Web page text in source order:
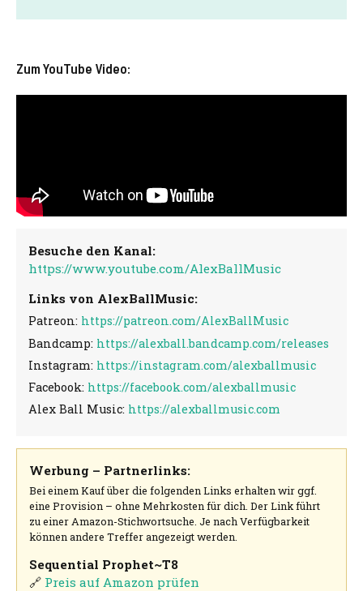
Zum YouTube Video:
Besuche den Kanal:
https://www.youtube.com/AlexBallMusic
Links von AlexBallMusic:
Patreon: https://patreon.com/AlexBallMusic
Bandcamp: https://alexball.bandcamp.com/releases
Instagram: https://instagram.com/alexballmusic
Facebook: https://facebook.com/alexballmusic
Alex Ball Music: https://alexballmusic.com
Werbung – Partnerlinks:
Bei einem Kauf über die folgenden Links erhalten wir ggf.
eine Provision – ohne Mehrkosten für dich. Der Link führt
zu einer Amazon-Stichwortsuche. Je nach Verfügbarkeit
können andere Treffer angezeigt werden.
Sequential Prophet~T8
🔗 Preis auf Amazon prüfen